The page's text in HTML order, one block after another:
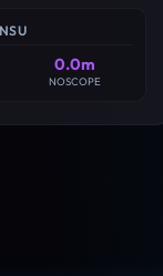
0.0m
NOSCOPE